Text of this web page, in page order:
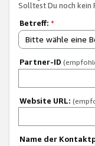
Solltest Du noch kein
Betreff: *
Bitte wähle eine
Partner-ID
Website URL:
Name der